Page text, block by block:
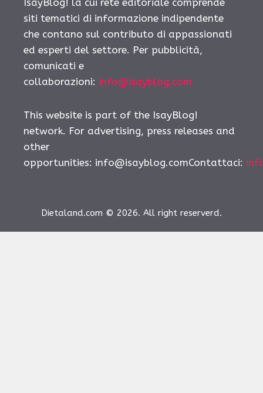
siti tematici di informazione indipendente
che contano sul contributo di appassionati
ed esperti del settore. Per pubblicità,
comunicati e
collaborazioni: info@isayblog.com
This website is part of the IsayBlog!
network. For advertising, press releases and
other
opportunities: info@isayblog.comContattaci:
Dietaland.com © 2026. All right reserverd.